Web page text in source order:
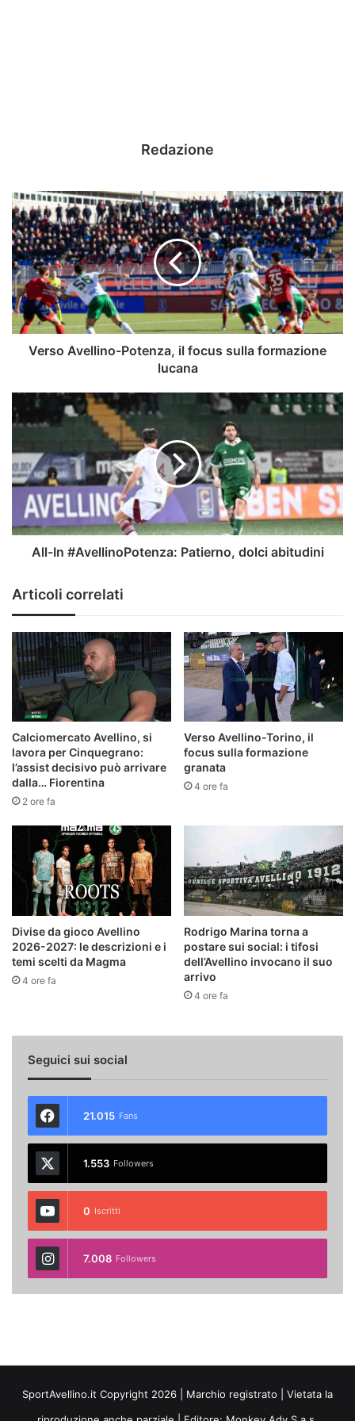
Redazione
Verso
Avellino-
Potenza,
il
focus
sulla
formazione
lucana
Verso Avellino-Potenza, il focus sulla formazione
lucana
In
Patierno,
dolci
abitudini
All-In #AvellinoPotenza: Patierno, dolci abitudini
Articoli correlati
Calciomercato Avellino, si
lavora per Cinquegrano:
l’assist decisivo può arrivare
dalla… Fiorentina
2 ore fa
Verso Avellino-Torino, il
focus sulla formazione
granata
4 ore fa
Divise da gioco Avellino
2026-2027: le descrizioni e i
temi scelti da Magma
4 ore fa
Rodrigo Marina torna a
postare sui social: i tifosi
dell’Avellino invocano il suo
arrivo
4 ore fa
Seguici sui social
21.015 Fans
1.553 Followers
0 Iscritti
7.008 Followers
SportAvellino.it Copyright 2026 | Marchio registrato | Vietata la